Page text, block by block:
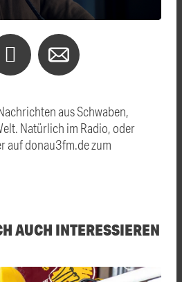
aus Schwaben,
Natürlich im Radio, oder
auf donau3fm.de zum
AUCH INTERESSIEREN